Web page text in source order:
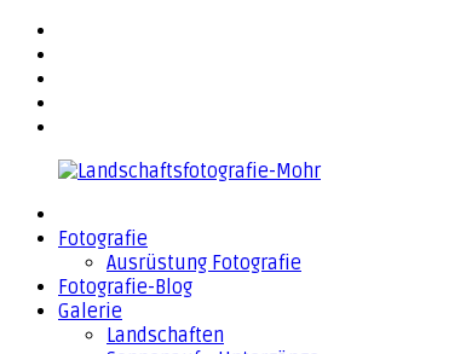
Zurück
zum
Inhalt
Landschaftsfotografie-
Fotografie
Ausrüstung Fotografie
Fotografie-Blog
Galerie
Landschaften